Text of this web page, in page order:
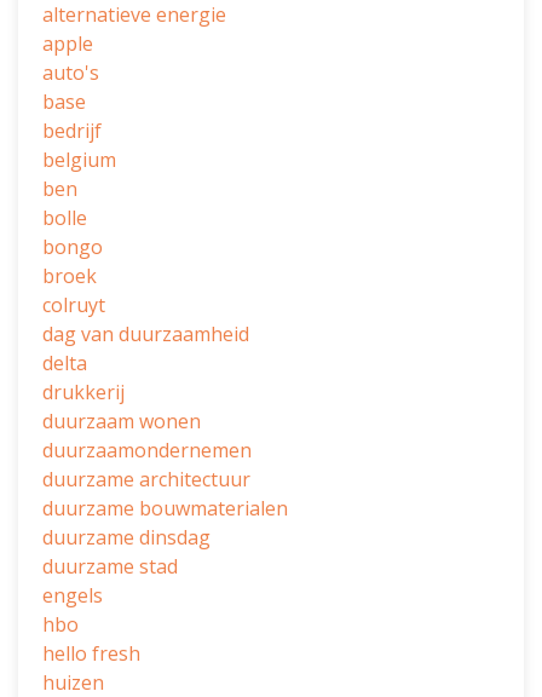
alternatieve energie
apple
auto's
base
bedrijf
belgium
ben
bolle
bongo
broek
colruyt
dag van duurzaamheid
delta
drukkerij
duurzaam wonen
duurzaamondernemen
duurzame architectuur
duurzame bouwmaterialen
duurzame dinsdag
duurzame stad
engels
hbo
hello fresh
huizen